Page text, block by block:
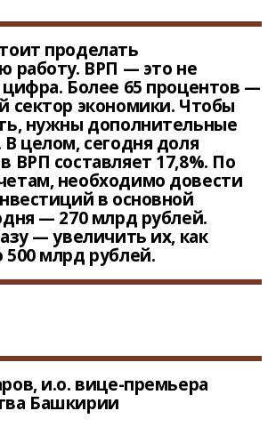
проделать
работу. ВРП — это не
цифра. Более 65 процентов —
сектор экономики. Чтобы
нужны дополнительные
целом, сегодня доля
ВРП составляет 17,8%. По
необходимо довести
в основной
— 270 млрд рублей.
— увеличить их, как
млрд рублей.
и.о. вице-премьера
Башкирии